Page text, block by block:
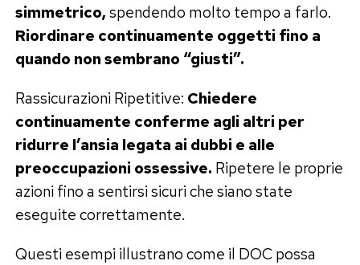
simmetrico,spendendo molto tempo a farlo.
Riordinare continuamente oggetti fino a
quando non sembrano “giusti”.
Rassicurazioni Ripetitive: Chiedere
continuamente conferme agli altri per
ridurre l’ansia legata ai dubbi e alle
preoccupazioni ossessive. Ripetere le proprie
azioni fino a sentirsi sicuri che siano state
eseguite correttamente.
Questi esempi illustrano come il DOC possa